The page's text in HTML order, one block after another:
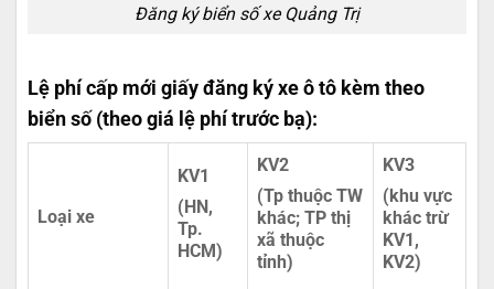
Đăng ký biển số xe Quảng Trị
Lệ phí cấp mới giấy đăng ký xe ô tô kèm theo
biển số (theo giá lệ phí trước bạ):
Loại xe
KV1
(HN,
Tp.
HCM)
KV2
(Tp thuộc TW
khác; TP thị
xã thuộc
tỉnh)
KV3
(khu vực
khác trừ
KV1,
KV2)